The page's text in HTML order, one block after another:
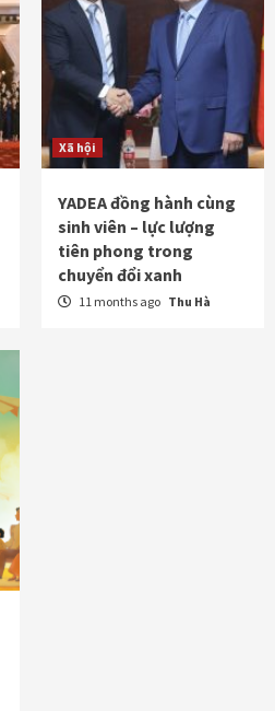
Xã hội
YADEA đồng hành cùng
sinh viên – lực lượng
tiên phong trong
chuyển đổi xanh
11 months ago Thu Hà